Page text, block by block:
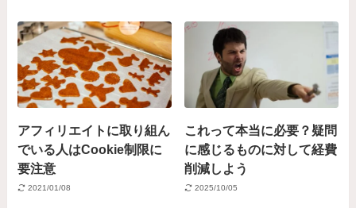
アフィリエイトに取り組ん
でいる人はCookie制限に
要注意
2021/01/08
これって本当に必要？疑問
に感じるものに対して経費
削減しよう
2025/10/05